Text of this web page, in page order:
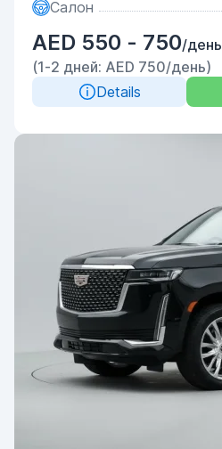
Салон
AED 550 - 750/день
(1-2 дней: AED 750/день)
Details